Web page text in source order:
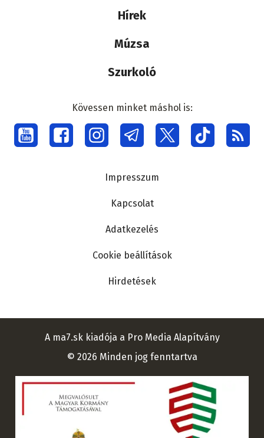
Hírek
Múzsa
Szurkoló
Social
menu
Kövessen minket máshol is:
Impresszum
Kapcsolat
Adatkezelés
Cookie beállítások
Hirdetések
A ma7.sk kiadója a Pro Media Alapítvány
© 2026 Minden jog fenntartva